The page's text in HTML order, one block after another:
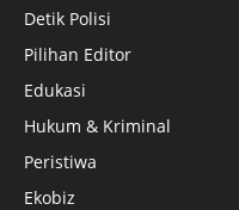
Detik Polisi
Pilihan Editor
Edukasi
Hukum & Kriminal
Peristiwa
Ekobiz